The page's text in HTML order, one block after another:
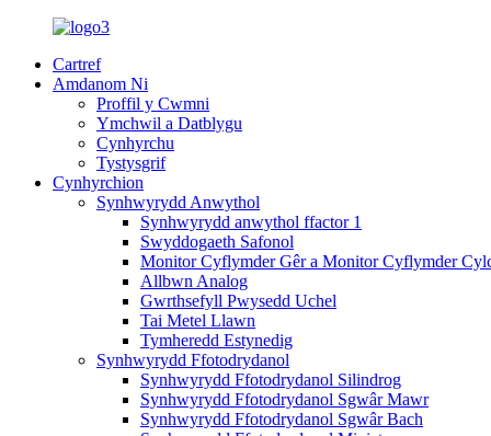
Cartref
Amdanom Ni
Proffil y Cwmni
Ymchwil a Datblygu
Cynhyrchu
Tystysgrif
Cynhyrchion
Synhwyrydd Anwythol
Synhwyrydd anwythol ffactor 1
Swyddogaeth Safonol
Monitor Cyflymder Gêr a Monitor Cyflymder
Allbwn Analog
Gwrthsefyll Pwysedd Uchel
Tai Metel Llawn
Tymheredd Estynedig
Synhwyrydd Ffotodrydanol
Synhwyrydd Ffotodrydanol Silindrog
Synhwyrydd Ffotodrydanol Sgwâr Mawr
Synhwyrydd Ffotodrydanol Sgwâr Bach